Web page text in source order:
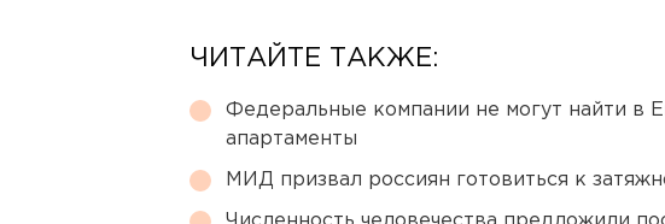
ЧИТАЙТЕ ТАКЖЕ:
Федеральные компании не могут найти в
апартаменты
МИД призвал россиян готовиться к